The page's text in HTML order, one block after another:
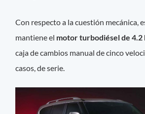
Con respecto a la cuestión mecánica,
mantiene el motor turbodiésel de 4.2
caja de cambios manual de cinco
casos, de serie.